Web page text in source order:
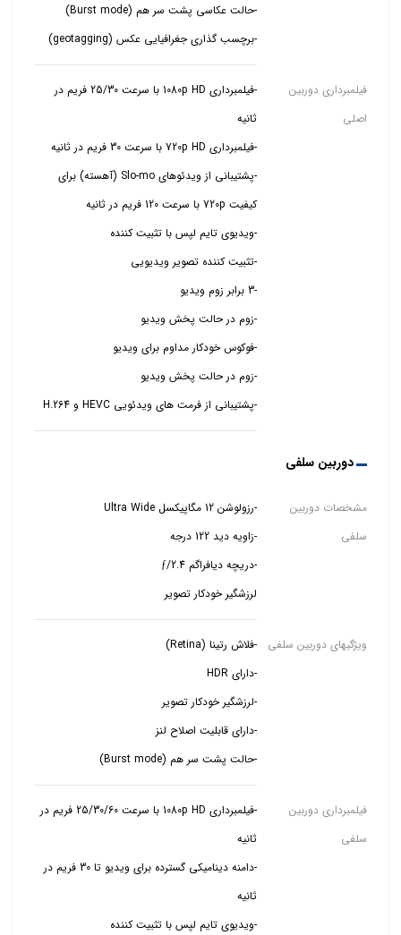
-حالت عکاسی پشت سر هم (Burst mode)
-برچسب گذاری جغرافیایی عکس (geotagging)
فیلمبرداری دوربین
اصلی
-فیلمبرداری 1080p HD با سرعت 25/30 فریم در
ثانیه
-فیلمبرداری 720p HD با سرعت 30 فریم در ثانیه
-پشتیبانی از ویدئوهای Slo-mo (آهسته) برای
کیفیت 720p با سرعت 120 فریم در ثانیه
-پشتیبانی از فرمت های ویدئویی HEVC و H.264
دوربین سلفی
مشخصات دوربین
سلفی
-رزولوشن 12 مگاپیکسل Ultra Wide
-زاویه دید 122 درجه
لرزشگیر خودکار تصویر
ویژگیهای دوربین سلفی
-فلاش رتینا (Retina)
-دارای HDR
-لرزشگیر خودکار تصویر
-دارای قابلیت اصلاح لنز
-حالت پشت سر هم (Burst mode)
فیلمبرداری دوربین
سلفی
-فیلمبرداری 1080p HD با سرعت 25/30/60 فریم در
ثانیه
-دامنه دینامیکی گسترده برای ویدیو تا 30 فریم در
ثانیه